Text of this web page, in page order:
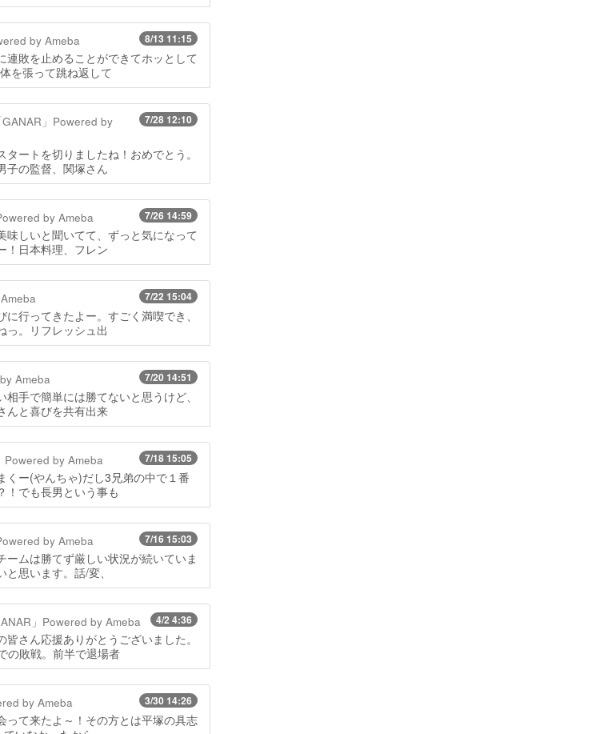
8/13 11:15
by Ameba
敗を止めることができてホッとして
を張って跳ね返して
7/28 12:10
」Powered by
ートを切りましたね！おめでとう。
子の監督、関塚さん
7/26 14:59
by Ameba
しいと聞いてて、ずっと気になって
！日本料理、フレン
7/22 15:04
行ってきたよー。すごく満喫でき、
っ。リフレッシュ出
7/20 14:51
Ameba
手で簡単には勝てないと思うけど、
んと喜びを共有出来
7/18 15:05
Powered by Ameba
くー(やんちゃ)だし3兄弟の中で１番
！でも長男という事も
7/16 15:03
by Ameba
ムは勝てず厳しい状況が続いていま
思います。話/変、
4/2 4:36
」Powered by Ameba
さん応援ありがとうございました。
の敗戦。前半で退場者
3/30 14:26
by Ameba
って来たよ～！その方とは平塚の具志